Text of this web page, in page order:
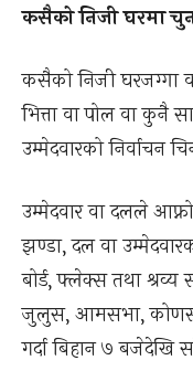
कसैको निजी घरमा
कसैको निजी घरजग्गा
भित्ता वा पोल वा कुनै
उम्मेदवारको निर्वाचन
उम्मेदवार वा दलले
झण्डा, दल वा
बोर्ड, फ्लेक्स तथा श्रव्य
जुलुस, आमसभा,
गर्दा बिहान ७ बजेदेखि